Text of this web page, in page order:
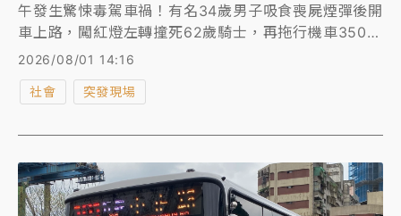
午發生驚悚毒駕車禍！有名34歲男子吸食喪屍煙彈後開
車上路，闖紅燈左轉撞死62歲騎士，再拖行機車350公
尺至車頭起火才停下。他當場遭警方逮捕，並建請聲
2026/08/01 14:16
社會 突發現場